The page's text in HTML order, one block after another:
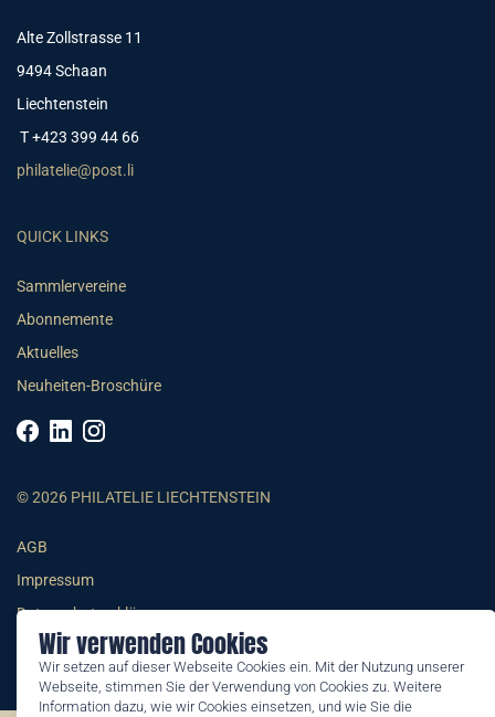
Wir verwenden Cookies
Wir setzen auf dieser Webseite Cookies ein. Mit der Nutzung unserer
Webseite, stimmen Sie der Verwendung von Cookies zu. Weitere
Information dazu, wie wir Cookies einsetzen, und wie Sie die
Alte Zollstrasse 11
9494 Schaan
Liechtenstein
T +423 399 44 66
philatelie@post.li
QUICK LINKS
Sammlervereine
Abonnemente
Aktuelles
Neuheiten-Broschüre
© 2026 PHILATELIE LIECHTENSTEIN
AGB
Impressum
Datenschutzerklärung